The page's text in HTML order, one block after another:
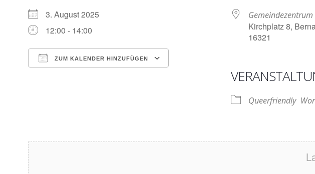
3. August 2025
12:00 - 14:00
ZUM KALENDER HINZUFÜGEN
Kirchplatz 8,
16321
Queerfriendly